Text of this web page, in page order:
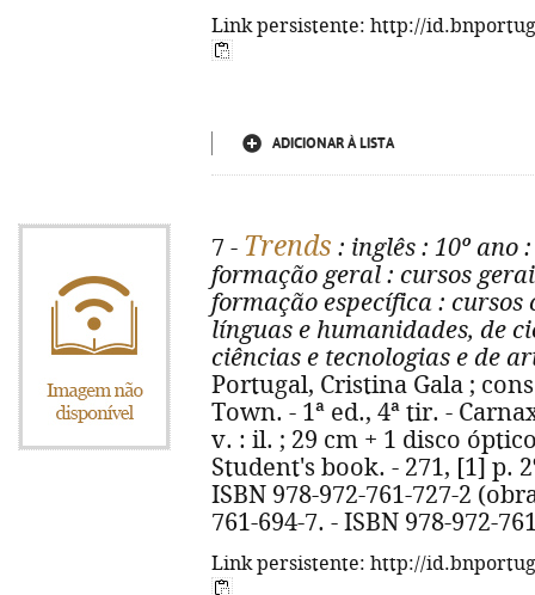
Link persistente: http://
ADICIONAR À LISTA
7 - Trends : inglês : 10º ano
formação geral : cursos
formação específica : cursos
línguas e humanidades, de
ciências e tecnologias e de
Portugal, Cristina Gala ;
Town. - 1ª ed., 4ª tir. -
v. : il. ; 29 cm + 1 disco
Student's book. - 271, [1] p.
ISBN 978-972-761-727-2
761-694-7. - ISBN 978-972-
Link persistente: http://